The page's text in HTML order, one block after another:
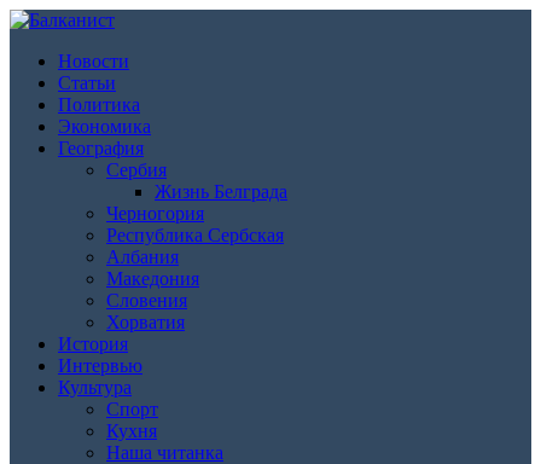
Новости
Статьи
Политика
Экономика
География
Сербия
Жизнь Белграда
Черногория
Республика Сербская
Албания
Македония
Словения
Хорватия
История
Интервью
Культура
Спорт
Кухня
Наша читанка